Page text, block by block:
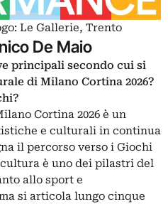
Le Gallerie, Trento
De Maio
principali secondo cui si
di Milano Cortina 2026?
Cortina 2026 è un
e culturali in continua
il percorso verso i Giochi
è uno dei pilastri del
allo sport e
si articola lungo cinque